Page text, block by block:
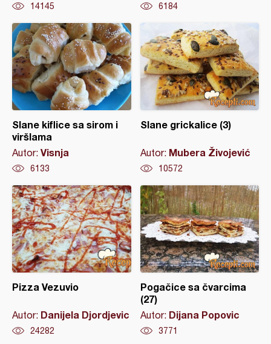
14145 6184
Slane kiflice sa sirom i
viršlama
Autor: Visnja
6133
Slane grickalice (3)
Autor: Mubera Živojević
10572
Pizza Vezuvio
Autor: Danijela Djordjevic
24282
Pogačice sa čvarcima
(27)
Autor: Dijana Popovic
3771